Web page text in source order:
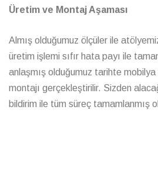
Üretim ve Montaj Aşaması
Almış olduğumuz ölçüler ile
üretim işlemi sıfır hata payı ile
anlaşmış olduğumuz tarihte mobilya
montajı gerçekleştirilir. Sizden
bildirim ile tüm süreç tamamlanmış